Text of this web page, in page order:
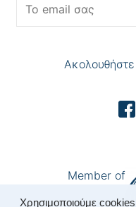
Χρησιμοποιούμε
Member of